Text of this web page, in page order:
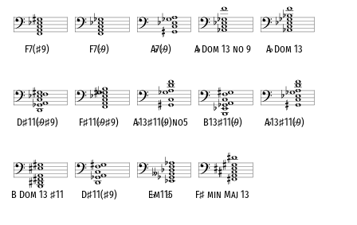
F7(♯9) F7(♭9) A♭7(♭9) A♭Dom 13 no 9 A♭Dom 13
D♯11(♭9♯9) F♯11(♭9♯9) A♭13♯11(♭9)no5 B13♯11(♭9) A♭13♯11(♭9)
B Dom 13 ♯11 D♯11(♯9) E♭m11♭5 F♯ min Maj 13